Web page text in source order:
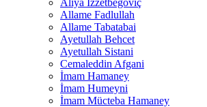
Aliya İzzetbegoviç
Allame Fadlullah
Allame Tabatabai
Ayetullah Behcet
Ayetullah Sistani
Cemaleddin Afgani
İmam Hamaney
İmam Humeyni
İmam Mücteba Hamaney